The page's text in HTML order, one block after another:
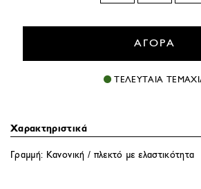
ΑΓΟΡΑ
ΤΕΛΕΥΤΑΙΑ
Χαρακτηριστικά
Γραμμή: Κανονική / πλεκτό με ελαστικότητα